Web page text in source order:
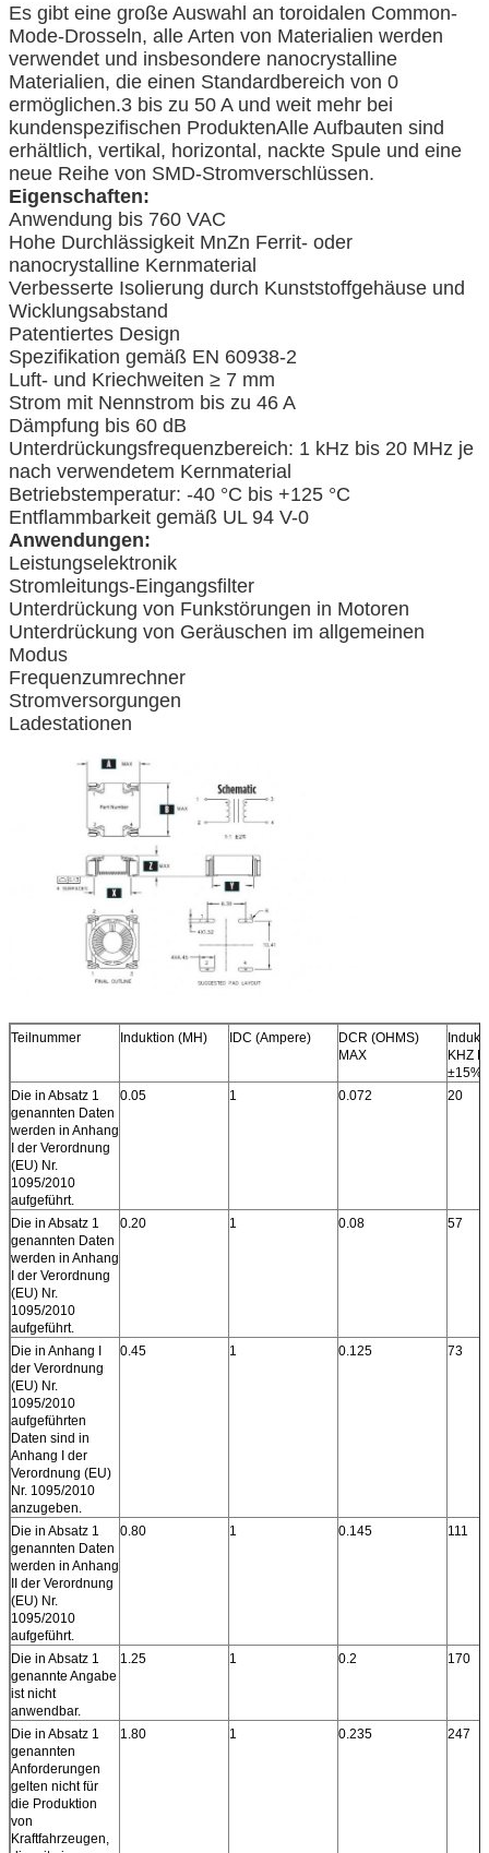
Es gibt eine große Auswahl an toroidalen Common-
Mode-Drosseln, alle Arten von Materialien werden
verwendet und insbesondere nanocrystalline
Materialien, die einen Standardbereich von 0
ermöglichen.3 bis zu 50 A und weit mehr bei
kundenspezifischen ProduktenAlle Aufbauten sind
erhältlich, vertikal, horizontal, nackte Spule und eine
neue Reihe von SMD-Stromverschlüssen.
Eigenschaften:
Anwendung bis 760 VAC
Hohe Durchlässigkeit MnZn Ferrit- oder
nanocrystalline Kernmaterial
Verbesserte Isolierung durch Kunststoffgehäuse und
Wicklungsabstand
Patentiertes Design
Spezifikation gemäß EN 60938-2
Luft- und Kriechweiten ≥ 7 mm
Strom mit Nennstrom bis zu 46 A
Dämpfung bis 60 dB
Unterdrückungsfrequenzbereich: 1 kHz bis 20 MHz je
nach verwendetem Kernmaterial
Betriebstemperatur: -40 °C bis +125 °C
Entflammbarkeit gemäß UL 94 V-0
Anwendungen:
Leistungselektronik
Stromleitungs-Eingangsfilter
Unterdrückung von Funkstörungen in Motoren
Unterdrückung von Geräuschen im allgemeinen
Modus
Frequenzumrechner
Stromversorgungen
Ladestationen
Teilnummer Induktion (MH) IDC (Ampere)
DCR (OHMS)
MAX
KHZ
±15%
Die in Absatz 1
genannten Daten
werden in Anhang
I der Verordnung
(EU) Nr.
1095/2010
aufgeführt.
0.05 1 0.072 20
Die in Absatz 1
genannten Daten
werden in Anhang
I der Verordnung
(EU) Nr.
1095/2010
aufgeführt.
0.20 1 0.08 57
Die in Anhang I
der Verordnung
(EU) Nr.
1095/2010
aufgeführten
Daten sind in
Anhang I der
Verordnung (EU)
Nr. 1095/2010
anzugeben.
0.45 1 0.125 73
Die in Absatz 1
genannten Daten
werden in Anhang
II der Verordnung
(EU) Nr.
1095/2010
aufgeführt.
0.80 1 0.145 111
Die in Absatz 1
genannte Angabe
ist nicht
anwendbar.
1.25 1 0.2 170
Die in Absatz 1
genannten
Anforderungen
gelten nicht für
die Produktion
von
Kraftfahrzeugen,
1.80 1 0.235 247